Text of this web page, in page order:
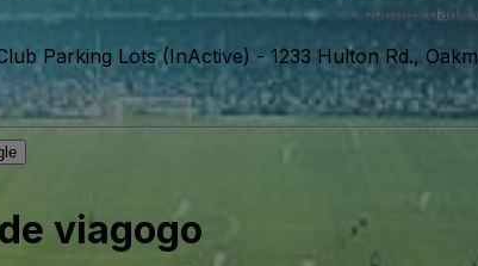
puedes darte
Parking Lots (InActive) - 1233 Hulton Rd.,
viagogo